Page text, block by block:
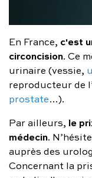
En France, c'est
circoncision. Ce
urinaire (vessie,
reproducteur de
prostate…).
Par ailleurs, le
médecin.
auprès des
Concernant la